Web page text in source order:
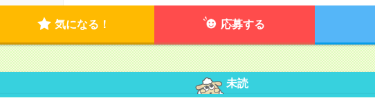
気になる！ 応募する
未読